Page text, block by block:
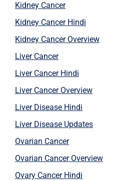
Kidney Cancer
Kidney Cancer Hindi
Kidney Cancer Overview
Liver Cancer
Liver Cancer Hindi
Liver Cancer Overview
Liver Disease Hindi
Liver Disease Updates
Ovarian Cancer
Ovarian Cancer Overview
Ovary Cancer Hindi